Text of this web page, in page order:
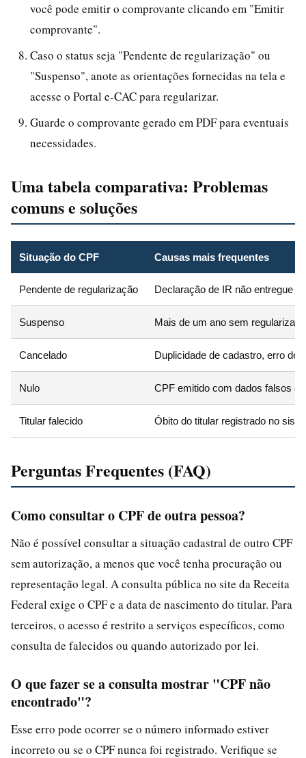
você pode emitir o comprovante clicando em "Emitir
comprovante".
Caso o status seja "Pendente de regularização" ou
"Suspenso", anote as orientações fornecidas na tela e
acesse o Portal e-CAC para regularizar.
Guarde o comprovante gerado em PDF para eventuais
necessidades.
Uma tabela comparativa: Problemas
comuns e soluções
Situação do CPF Causas mais frequentes
Pendente de regularização Declaração de IR não entregue
Suspenso Mais de um ano sem regularizar
Cancelado Duplicidade de cadastro, erro de
Nulo CPF emitido com dados falsos
Titular falecido Óbito do titular registrado no
Perguntas Frequentes (FAQ)
Como consultar o CPF de outra pessoa?
Não é possível consultar a situação cadastral de outro CPF
sem autorização, a menos que você tenha procuração ou
representação legal. A consulta pública no site da Receita
Federal exige o CPF e a data de nascimento do titular. Para
terceiros, o acesso é restrito a serviços específicos, como
consulta de falecidos ou quando autorizado por lei.
O que fazer se a consulta mostrar "CPF não
encontrado"?
Esse erro pode ocorrer se o número informado estiver
incorreto ou se o CPF nunca foi registrado. Verifique se